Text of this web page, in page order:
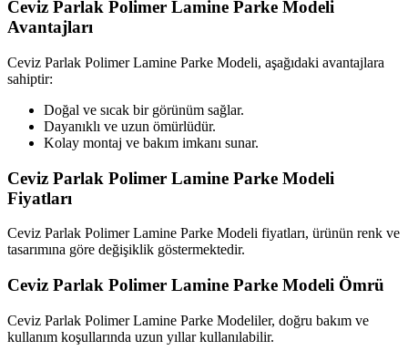
Ceviz Parlak Polimer Lamine Parke Modeli
Avantajları
Ceviz Parlak Polimer Lamine Parke Modeli, aşağıdaki avantajlara
sahiptir:
Doğal ve sıcak bir görünüm sağlar.
Dayanıklı ve uzun ömürlüdür.
Kolay montaj ve bakım imkanı sunar.
Ceviz Parlak Polimer Lamine Parke Modeli
Fiyatları
Ceviz Parlak Polimer Lamine Parke Modeli fiyatları, ürünün renk ve
tasarımına göre değişiklik göstermektedir.
Ceviz Parlak Polimer Lamine Parke Modeli Ömrü
Ceviz Parlak Polimer Lamine Parke Modeliler, doğru bakım ve
kullanım koşullarında uzun yıllar kullanılabilir.